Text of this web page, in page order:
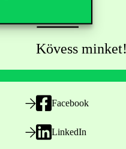
Kövess minket!
Facebook
LinkedIn